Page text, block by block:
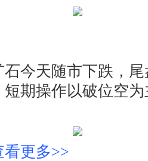
天随市下跌，尾
期操作以破位空
更多>>